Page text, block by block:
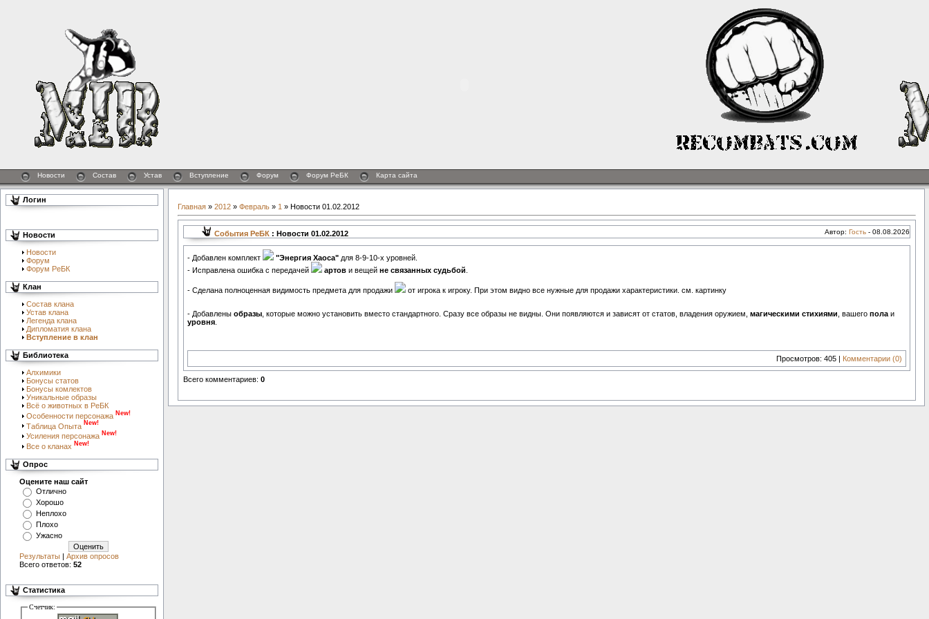
Новости Состав Устав Вступление Форум Форум РеБК Карта сайта
Логин
Новости
Новости
Форум
Форум РеБК
Клан
Состав клана
Устав клана
Легенда клана
Дипломатия клана
Вступление в клан
Библиотека
Алхимики
Бонусы статов
Бонусы комлектов
Уникальные образы
Всё о животных в РеБК
Особенности персонажа New!
Таблица Опыта New!
Усиления персонажа New!
Все о кланах New!
Опрос
Оцените наш сайт
Отлично
Хорошо
Неплохо
Плохо
Ужасно
Результаты | Архив опросов
Всего ответов: 52
Статистика
Счетчик:
Главная» 2012 » Февраль » 1 » Новости 01.02.2012
События РеБК: Новости 01.02.2012 Автор: Гость- 08.08.2026
- Добавлен комплект "Энергия Хаоса"для 8-9-10-х уровней.
- Исправлена ошибка с передачей
артови вещей не связанных судьбой
- Сделана полноценная видимость предмета для продажи от игрока к игроку. При этом видно все нужные для продажи характеристики. см. картинку
- Добавлены образы, которые можно установить вместо стандартного. Сразу все образы не видны. Они появляются и зависят от статов, владения оружием, магическими стихиями , вашего полаи
уровня.
Просмотров: 405 | Комментарии (0)
Всего комментариев: 0